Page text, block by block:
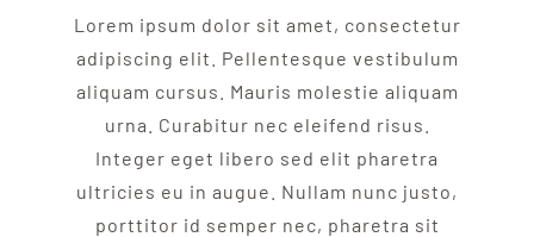
Lorem ipsum dolor sit amet, consectetur
adipiscing elit. Pellentesque vestibulum
aliquam cursus. Mauris molestie aliquam
urna. Curabitur nec eleifend risus.
Integer eget libero sed elit pharetra
ultricies eu in augue. Nullam nunc justo,
porttitor id semper nec, pharetra sit